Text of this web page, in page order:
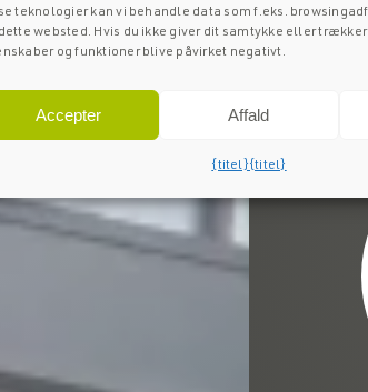
teknologier kan vi behandle data som f.eks.
websted. Hvis du ikke giver dit samtykke eller
og funktioner blive påvirket negativt.
Accepter Affald
{titel}{titel}